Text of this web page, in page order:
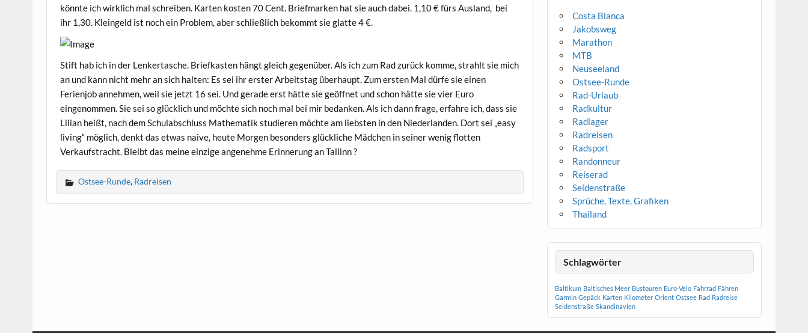
könnte ich wirklich mal schreiben. Karten kosten 70 Cent. Briefmarken hat sie auch dabei. 1,10 € fürs Ausland, bei
ihr 1,30. Kleingeld ist noch ein Problem, aber schließlich bekommt sie glatte 4 €.
Stift hab ich in der Lenkertasche. Briefkasten hängt gleich gegenüber. Als ich zum Rad zurück komme, strahlt sie mich
an und kann nicht mehr an sich halten: Es sei ihr erster Arbeitstag überhaupt. Zum ersten Mal dürfe sie einen
Ferienjob annehmen, weil sie jetzt 16 sei. Und gerade erst hätte sie geöffnet und schon hätte sie vier Euro
eingenommen. Sie sei so glücklich und möchte sich noch mal bei mir bedanken. Als ich dann frage, erfahre ich, dass sie
Lilian heißt, nach dem Schulabschluss Mathematik studieren möchte am liebsten in den Niederlanden. Dort sei „easy
living“ möglich, denkt das etwas naive, heute Morgen besonders glückliche Mädchen in seiner wenig flotten
Verkaufstracht. Bleibt das meine einzige angenehme Erinnerung an Tallinn ?
Ostsee-Runde, Radreisen
Costa Blanca
Jakobsweg
Marathon
MTB
Neuseeland
Ostsee-Runde
Rad-Urlaub
Radkultur
Radlager
Radreisen
Radsport
Randonneur
Reiserad
Seidenstraße
Sprüche, Texte, Grafiken
Thailand
Schlagwörter
Baltikum Baltisches Meer Bustouren Euro-Velo Fahrrad Fähren
Garmin Gepäck Karten Kilometer Orient Ostsee Rad Radreise
Seidenstraße Skandinavien